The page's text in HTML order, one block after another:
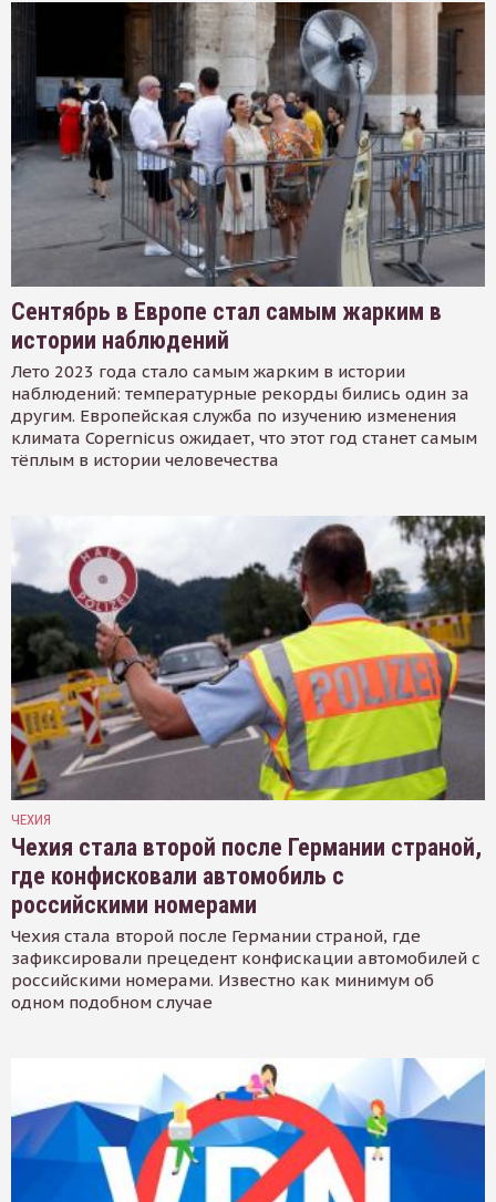
Сентябрь в Европе стал самым жарким в
истории наблюдений
Лето 2023 года стало самым жарким в истории
наблюдений: температурные рекорды бились один за
другим. Европейская служба по изучению изменения
климата Copernicus ожидает, что этот год станет самым
тёплым в истории человечества
ЧЕХИЯ
Чехия стала второй после Германии страной,
где конфисковали автомобиль с
российскими номерами
Чехия стала второй после Германии страной, где
зафиксировали прецедент конфискации автомобилей с
российскими номерами. Известно как минимум об
одном подобном случае